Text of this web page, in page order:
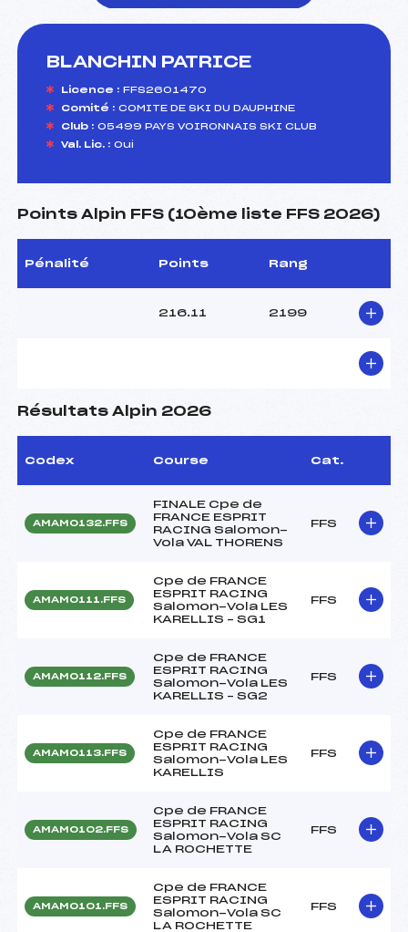
BLANCHIN PATRICE
Licence : FFS2601470
Comité : COMITE DE SKI DU DAUPHINE
Club : 05499 PAYS VOIRONNAIS SKI CLUB
Val. Lic. : Oui
Points Alpin FFS (10ème liste FFS 2026)
Pénalité Points Rang
216.11 2199
Résultats Alpin 2026
Codex Course Cat.
AMAM0132.FFS
FINALE Cpe de
FRANCE ESPRIT
RACING Salomon-
Vola VAL THORENS
FFS
AMAM0111.FFS
Cpe de FRANCE
ESPRIT RACING
Salomon-Vola LES
KARELLIS – SG1
FFS
AMAM0112.FFS
Cpe de FRANCE
ESPRIT RACING
Salomon-Vola LES
KARELLIS – SG2
FFS
AMAM0113.FFS
Cpe de FRANCE
ESPRIT RACING
Salomon-Vola LES
KARELLIS
FFS
AMAM0102.FFS
Cpe de FRANCE
ESPRIT RACING
Salomon-Vola SC
LA ROCHETTE
FFS
AMAM0101.FFS
Cpe de FRANCE
ESPRIT RACING
Salomon-Vola SC
LA ROCHETTE
FFS